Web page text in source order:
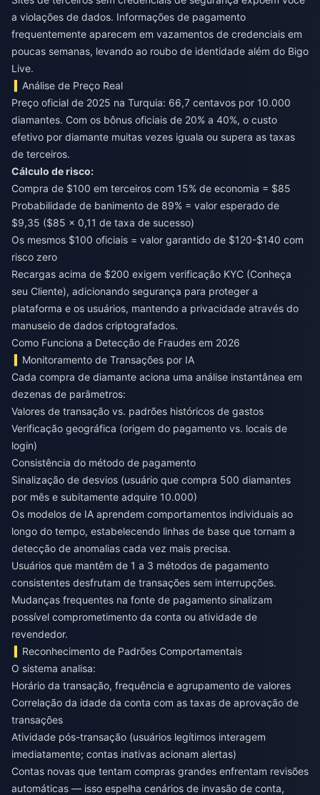
a violações de dados. Informações de pagamento
frequentemente aparecem em vazamentos de credenciais em
poucas semanas, levando ao roubo de identidade além do Bigo
Live.
Análise de Preço Real
Preço oficial de 2025 na Turquia: 66,7 centavos por 10.000
diamantes. Com os bônus oficiais de 20% a 40%, o custo
efetivo por diamante muitas vezes iguala ou supera as taxas
de terceiros.
Cálculo de risco:
Compra de $100 em terceiros com 15% de economia = $85
Probabilidade de banimento de 89% = valor esperado de
$9,35 ($85 × 0,11 de taxa de sucesso)
Os mesmos $100 oficiais = valor garantido de $120-$140 com
risco zero
Recargas acima de $200 exigem verificação KYC (Conheça
seu Cliente), adicionando segurança para proteger a
plataforma e os usuários, mantendo a privacidade através do
manuseio de dados criptografados.
Como Funciona a Detecção de Fraudes em 2026
Monitoramento de Transações por IA
Cada compra de diamante aciona uma análise instantânea em
dezenas de parâmetros:
Valores de transação vs. padrões históricos de gastos
Verificação geográfica (origem do pagamento vs. locais de
login)
Consistência do método de pagamento
Sinalização de desvios (usuário que compra 500 diamantes
por mês e subitamente adquire 10.000)
Os modelos de IA aprendem comportamentos individuais ao
longo do tempo, estabelecendo linhas de base que tornam a
detecção de anomalias cada vez mais precisa.
Usuários que mantêm de 1 a 3 métodos de pagamento
consistentes desfrutam de transações sem interrupções.
Mudanças frequentes na fonte de pagamento sinalizam
possível comprometimento da conta ou atividade de
revendedor.
Reconhecimento de Padrões Comportamentais
O sistema analisa:
Horário da transação, frequência e agrupamento de valores
Correlação da idade da conta com as taxas de aprovação de
transações
Atividade pós-transação (usuários legítimos interagem
imediatamente; contas inativas acionam alertas)
Contas novas que tentam compras grandes enfrentam revisões
automáticas — isso espelha cenários de invasão de conta,